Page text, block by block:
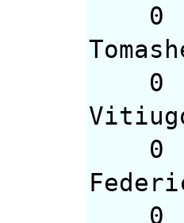
0
0
0 ,
0